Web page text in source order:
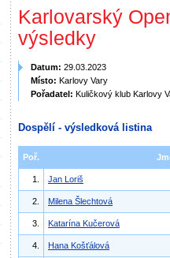
Karlovarský
výsledky
Datum: 29.03.2023
Místo: Karlovy Vary
Pořadatel: Kuličkový klub Karlovy
Dospělí - výsledková listina
Poř.
1. Jan Loriš
2. Milena Šlechtová
3. Katarína Kučerová
4. Hana Košťálová